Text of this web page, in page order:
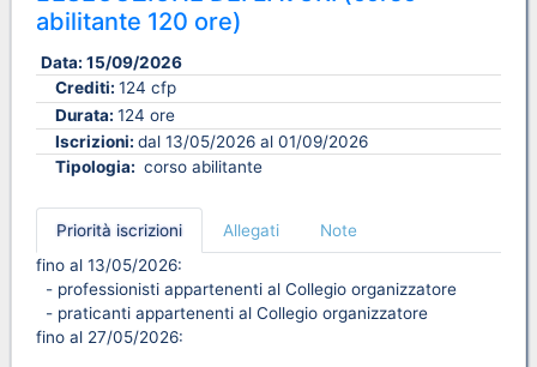
abilitante 120 ore)
Data: 15/09/2026
Crediti: 124 cfp
Durata: 124 ore
Iscrizioni: dal 13/05/2026 al 01/09/2026
Tipologia: corso abilitante
Priorità iscrizioni Allegati
Note
fino al 13/05/2026:
- professionisti appartenenti al Collegio organizzatore
- praticanti appartenenti al Collegio organizzatore
fino al 27/05/2026: